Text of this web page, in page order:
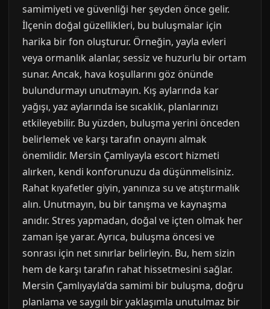
samimiyeti ve güvenliği her şeyden önce gelir.
İlçenin doğal güzellikleri, bu buluşmalar için
harika bir fon oluşturur. Örneğin, yayla evleri
veya ormanlık alanlar, sessiz ve huzurlu bir ortam
sunar. Ancak, hava koşullarını göz önünde
bulundurmayı unutmayın. Kış aylarında kar
yağışı, yaz aylarında ise sıcaklık, planlarınızı
etkileyebilir. Bu yüzden, buluşma yerini önceden
belirlemek ve karşı tarafın onayını almak
önemlidir. Mersin Çamlıyayla escort hizmeti
alırken, kendi konforunuzu da düşünmelisiniz.
Rahat kıyafetler giyin, yanınıza su ve atıştırmalık
alın. Unutmayın, bu bir tanışma ve kaynaşma
anıdır. Stres yapmadan, doğal ve içten olmak her
zaman işe yarar. Ayrıca, buluşma öncesi ve
sonrası için net sınırlar belirleyin. Bu, hem sizin
hem de karşı tarafın rahat hissetmesini sağlar.
Mersin Çamlıyayla’da samimi bir buluşma, doğru
planlama ve saygılı bir yaklaşımla unutulmaz bir